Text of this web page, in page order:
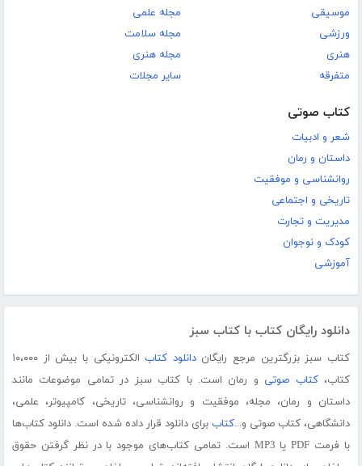
موسیقی
ورزشی
هنری
متفرقه
مجله علمی
مجله سلامت
مجله هنری
سایر مجلات
کتاب صوتی
شعر و ادبیات
داستان و رمان
روانشناسی و موفقیت
تاریخی و اجتماعی
مدیریت و تجارت
کودک و نوجوان
آموزشی
دانلود رایگان کتاب با کتاب سبز
کتاب سبز بزرگترین مرجع رایگاندانلود کتاب
الکترونیکی با بیش از ۱۰،۰۰۰
کتاب،کتاب صوتی و رمان است. با کتاب سبز در تمامی موضوعات مانند
داستان و رمان، مجله، موفقیت و روانشناسی، تاریخی، کامپیوتر، علمی،
دانشگاهی، کتاب صوتی و...کتاب برای دانلود قرار داده شده است. دانلود کتاب‌ها
با فرمت PDF یا MP3 است. تمامی کتاب‌های موجود با در نظر گرفتن حقوق